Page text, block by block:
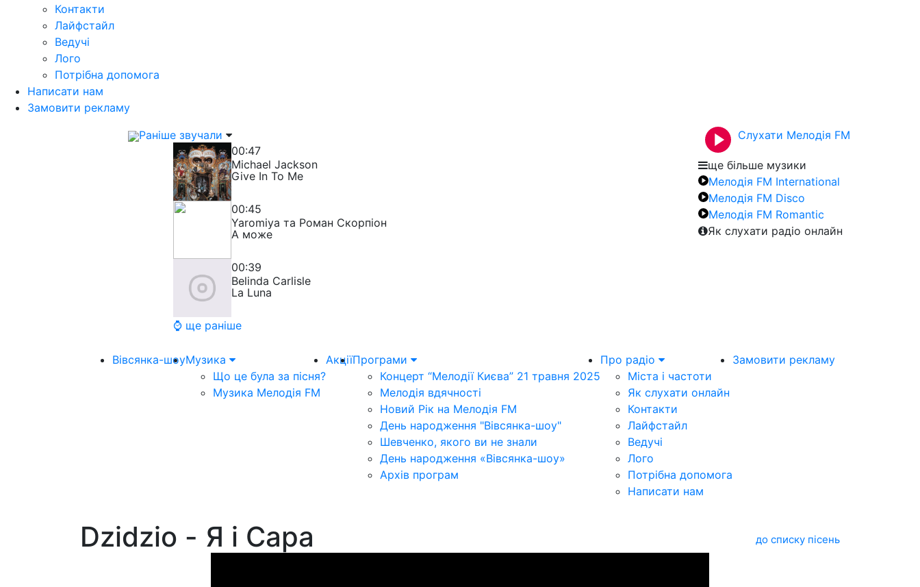
Контакти
Лайфстайл
Ведучі
Лого
Потрібна допомога
Написати нам
Замовити рекламу
Раніше звучали
00:47
Michael Jackson
Give In To Me
00:45
Yaromiya та Роман Скорпіон
А може
00:39
Belinda Carlisle
La Luna
⌚ ще раніше
Слухати Мелодія FM
ще більше музики
Мелодія FM International
Мелодія FM Disco
Мелодія FM Romantic
Як слухати радіо онлайн
Вівсянка-шоуМузика
Що це була за пісня?
Музика Мелодія FM
АкціїПрограми
Концерт “Мелодії Києва” 21 травня 2025
Мелодія вдячності
Новий Рік на Мелодія FM
День народження "Вівсянка-шоу"
Шевченко, якого ви не знали
День народження «Вівсянка-шоу»
Архів програм
Про радіо
Міста і частоти
Як слухати онлайн
Контакти
Лайфстайл
Ведучі
Лого
Потрібна допомога
Написати нам
Замовити рекламу
Dzidzio - Я і Сара до списку пісень